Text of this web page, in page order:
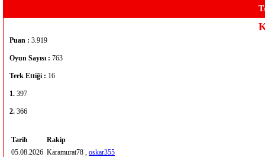
Puan : 3.919
Oyun Sayısı : 763
Terk Ettiği : 16
1. 397
2. 366
Tarih
Rakip
05.08.2026 Karamurat78 , oskar355